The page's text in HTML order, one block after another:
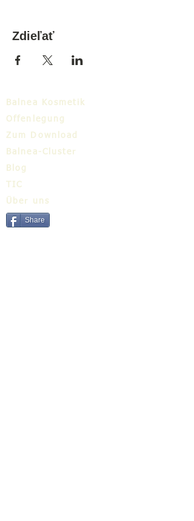
Zdieľať
Balnea Kosmetik
Offenlegung
Zum Download
Balnea-Cluster
Blog
TIC
Über uns
Share